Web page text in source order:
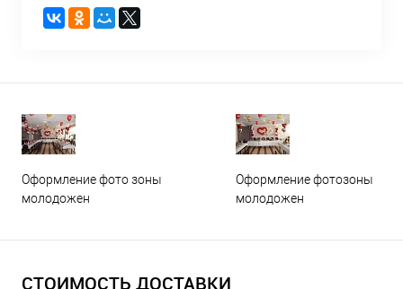
Оформление фото зоны
молодожен
Оформление фотозоны
молодожен
СТОИМОСТЬ ДОСТАВКИ